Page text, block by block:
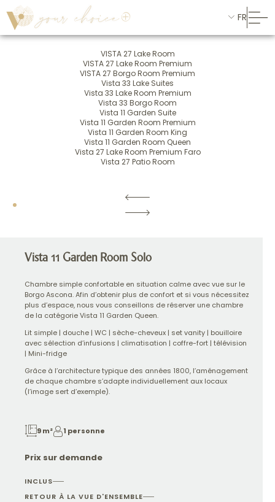
FR
VISTA 27 Lake Room
VISTA 27 Lake Room Premium
VISTA 27 Borgo Room Premium
Vista 33 Lake Suites
Vista 33 Lake Room Premium
Vista 33 Borgo Room
Vista 11 Garden Suite
Vista 11 Garden Room Premium
Vista 11 Garden Room King
Vista 11 Garden Room Queen
Vista 27 Lake Room Premium Faro
Vista 27 Patio Room
Vista 11 Garden Room Solo
Chambre simple confortable en situation calme avec vue sur le
Borgo Ascona. Afin d’obtenir plus de confort et si vous nécessitez
plus d’espace, nous vous conseillons de réserver une chambre
de la catégorie Vista 11 Garden Queen.
Lit simple | douche | WC | sèche-cheveux | set vanity | bouilloire
avec sélection d’infusions | climatisation | coffre-fort | télévision
| Mini-fridge
Grâce à l’architecture typique des années 1800, l’aménagement
de chaque chambre s’adapte individuellement aux locaux
(l’image sert d’exemple).
9 m² 1 personne
Prix sur demande
INCLUS
RETOUR À LA VUE D'ENSEMBLE